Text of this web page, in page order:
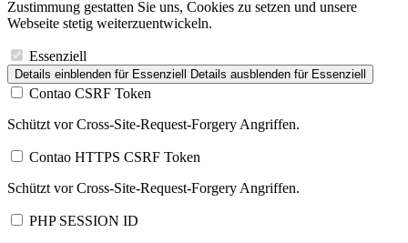
Zustimmung gestatten Sie uns, Cookies zu setzen und unsere
Webseite stetig weiterzuentwickeln.
Essenziell
Details einblenden für Essenziell Details ausblenden für Essenziell
Contao CSRF Token
Schützt vor Cross-Site-Request-Forgery Angriffen.
Contao HTTPS CSRF Token
Schützt vor Cross-Site-Request-Forgery Angriffen.
PHP SESSION ID